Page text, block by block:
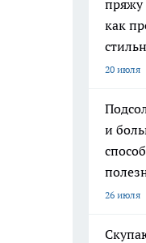
пряжу
как
20 июля
и
26 июля